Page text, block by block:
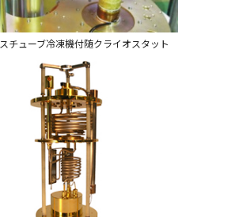
チューブ冷凍機付随クライオスタット